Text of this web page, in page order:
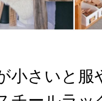
小さいと服